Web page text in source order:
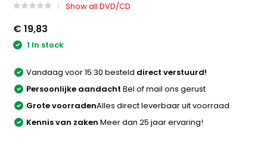
Show all DVD/CD
€ 19,83
1 In stock
Vandaag voor 15:30 besteld direct verstuurd!
Persoonlijke aandacht Bel of mail ons gerust
Grote voorradenAlles direct leverbaar uit voorraad
Kennis van zaken Meer dan 25 jaar ervaring!